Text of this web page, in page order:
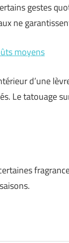
gestes
ne
moyens
d’une
Le tatouage